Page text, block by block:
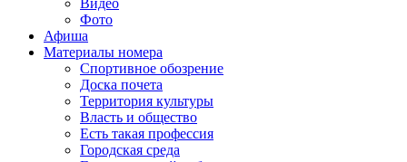
Видео
Фото
Афиша
Материалы номера
Спортивное обозрение
Доска почета
Территория культуры
Власть и общество
Есть такая профессия
Городская среда